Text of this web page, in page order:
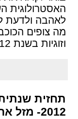
האסטרולוגית
לאהבה ולדעת
מה צופים
וזוגיות בשנת 2012.
תחזית
2012- מזל אריה